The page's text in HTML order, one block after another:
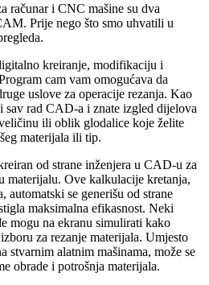
računar i CNC mašine su dva
Prije nego što smo uhvatili u
kreiranje, modifikaciju i
cam vam omogućava da
uslove za operacije rezanja. Kao
sav rad CAD-a i znate izgled dijelova
ili oblik glodalice koje želite
materijala ili tip.
od strane inženjera u CAD-u za
materijalu. Ove kalkulacije kretanja,
automatski se generišu od strane
maksimalna efikasnost. Neki
mogu na ekranu simulirati kako
za rezanje materijala. Umjesto
stvarnim alatnim mašinama, može se
obrade i potrošnja materijala.